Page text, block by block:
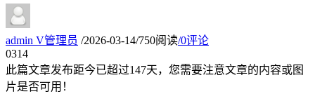
admin V管理员 /2026-03-14/750阅读/0评论
0314
此篇文章发布距今已超过147天，您需要注意文章的内容或图
片是否可用！